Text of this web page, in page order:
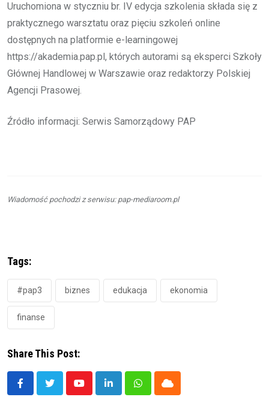
Uruchomiona w styczniu br. IV edycja szkolenia składa się z
praktycznego warsztatu oraz pięciu szkoleń online
dostępnych na platformie e-learningowej
https://akademia.pap.pl, których autorami są eksperci Szkoły
Głównej Handlowej w Warszawie oraz redaktorzy Polskiej
Agencji Prasowej.
Źródło informacji: Serwis Samorządowy PAP
Wiadomość pochodzi z serwisu: pap-mediaroom.pl
Tags:
#pap3 biznes edukacja ekonomia
finanse
Share This Post:
YoutubeLinkedInWhatsappCloud